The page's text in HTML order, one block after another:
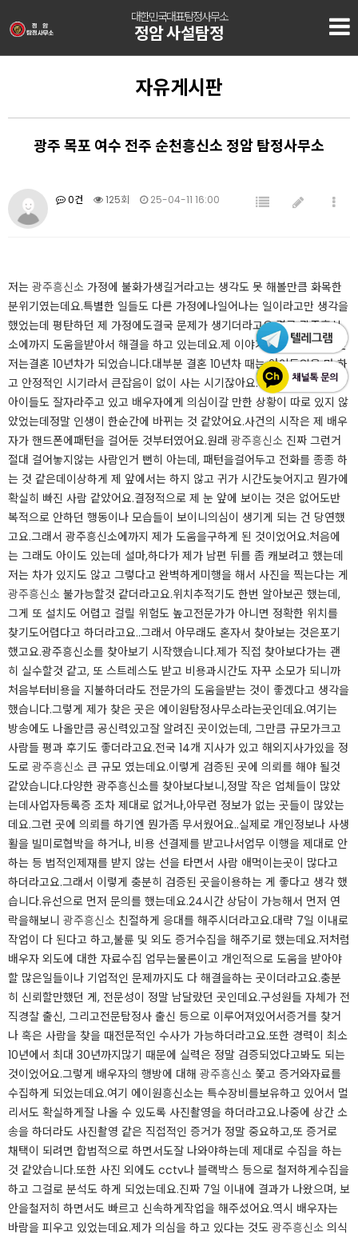
대한민국대표탐정사무소
정암 사설탐정
자유게시판
광주 목포 여수 전주 순천흥신소 정암 탐정사무소
0건 125회 25-04-11 16:00
저는 광주흥신소 가정에 불화가생길거라고는 생각도 못 해볼만큼 화목한
분위기였는데요.​특별한 일들도 다른 가정에나일어나는 일이라고만 생각을
했었는데 평탄하던 제 가정에도결국 문제가 생기더라고요.​결국 광주흥신
소에까지 도움을받아서 해결을 하고 있는데요.​제 이야기를 해보자면, 일단
저는결혼 10년차가 되었습니다.​대부분 결혼 10년차 때는 아이도있을 만 하
고 안정적인 시기라서 큰잡음이 없이 사는 시기잖아요.​저희도 마찬가지로
아이들도 잘자라주고 있고 배우자에게 의심이갈 만한 상황이 따로 있지 않
았었는데정말 인생이 한순간에 바뀌는 것 같았어요.​사건의 시작은 제 배우
자가 핸드폰에패턴을 걸어둔 것부터였어요.​원래 광주흥신소 진짜 그런거
절대 걸어놓지않는 사람인거 뻔히 아는데, 패턴을걸어두고 전화를 종종 하
는 것 같은데이상하게 제 앞에서는 하지 않고 귀가 시간도늦어지고 뭔가에
확실히 빠진 사람 같았어요.​결정적으로 제 눈 앞에 보이는 것은 없어도반
복적으로 안하던 행동이나 모습들이 보이니의심이 생기게 되는 건 당연했
고요.​그래서 광주흥신소에까지 제가 도움을구하게 된 것이었어요.​처음에
는 그래도 아이도 있는데 설마,하다가 제가 남편 뒤를 좀 캐보려고 했는데
저는 차가 있지도 않고 그렇다고 완벽하게미행을 해서 사진을 찍는다는 게
광주흥신소 불가능할것 같더라고요.​위치추적기도 한번 알아보곤 했는데,
그게 또 설치도 어렵고 걸릴 위험도 높고전문가가 아니면 정확한 위치를
찾기도어렵다고 하더라고요..​그래서 아무래도 혼자서 찾아보는 것은포기
했고요.​광주흥신소를 찾아보기 시작했습니다.​제가 직접 찾아보다가는 괜
히 실수할것 같고, 또 스트레스도 받고 비용과시간도 자꾸 소모가 되니까
처음부터비용을 지불하더라도 전문가의 도움을받는 것이 좋겠다고 생각을
했습니다.​그렇게 제가 찾은 곳은 에이원탐정사무소라는곳인데요.​여기는
방송에도 나올만큼 공신력있고잘 알려진 곳이었는데, 그만큼 규모가크고
사람들 평과 후기도 좋더라고요.​전국 14개 지사가 있고 해외지사가있을 정
도로 광주흥신소 큰 규모 였는데요.​이렇게 검증된 곳에 의뢰를 해야 될것
같았습니다.​다양한 광주흥신소를 찾아보다보니,정말 작은 업체들이 많았
는데사업자등록증 조차 제대로 없거나,아무런 정보가 없는 곳들이 많았는
데요.​그런 곳에 의뢰를 하기엔 뭔가좀 무서웠어요..​실제로 개인정보나 사생
활을 빌미로협박을 하거나, 비용 선결제를 받고나서업무 이행을 제대로 안
하는 등 법적인제재를 받지 않는 선을 타면서 사람 애먹이는곳이 많다고
하더라고요.​그래서 이렇게 충분히 검증된 곳을이용하는 게 좋다고 생각 했
습니다.​유선으로 먼저 문의를 했는데요.24시간 상담이 가능해서 먼저 연
락을해보니 광주흥신소 친절하게 응대를 해주시더라고요.​대략 7일 이내로
작업이 다 된다고 하고,불륜 및 외도 증거수집을 해주기로 했는데요.​저처럼
배우자 외도에 대한 자료수집 업무는물론이고 개인적으로 도움을 받아야
할 많은일들이나 기업적인 문제까지도 다 해결을하는 곳이더라고요.​충분
히 신뢰할만했던 게, 전문성이 정말 남달랐던 곳인데요.​구성원들 자체가 전
직경찰 출신, 그리고전문탐정사 출신 등으로 이루어져있어서​증거를 찾거
나 혹은 사람을 찾을 때전문적인 수사가 가능하더라고요.​또한 경력이 최소
10년에서 최대 30년까지많기 때문에 실력은 정말 검증되었다고봐도 되는
것이었어요.​그렇게 배우자의 행방에 대해 광주흥신소 쫓고 증거와자료를
수집하게 되었는데요.​여기 에이원흥신소는 특수장비를보유하고 있어서 멀
리서도 확실하게잘 나올 수 있도록 사진촬영을 하더라고요.​나중에 상간 소
송을 하더라도 사진촬영 같은 직접적인 증거가 정말 중요하고,또 증거로
채택이 되려면 합법적으로 하면서도잘 나와야하는데 제대로 수집을 하는
것 같았습니다.​또한 사진 외에도 cctv나 블랙박스 등으로 철저하게수집을
하고 그걸로 분석도 하게 되었는데요.​진짜 7일 이내에 결과가 나왔으며, 보
안을철저히 하면서도 빠르고 신속하게작업을 해주셨어요.​역시 배우자는
바람을 피우고 있었는데요.​제가 의심을 하고 있다는 것도 광주흥신소 의식